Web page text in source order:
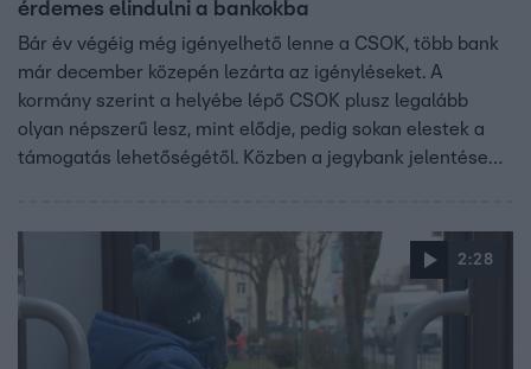
érdemes elindulni a bankokba
Bár év végéig még igényelhető lenne a CSOK, több bank
már december közepén lezárta az igényléseket. A
kormány szerint a helyébe lépő CSOK plusz legalább
olyan népszerű lesz, mint elődje, pedig sokan elestek a
támogatás lehetőségétől. Közben a jegybank jelentése
fedezésére vesznek fel kölcsönt. És a szakértők szerint
ezres nagyságrendben lehetnek olyan babaváró hitelek,
amelyeket nem tudnak törleszteni az igénylők.
2:28